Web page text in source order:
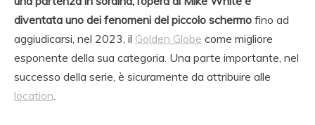
diventata uno dei fenomeni del piccolo schermo fino ad
aggiudicarsi, nel 2023, il Golden Globe come migliore
esponente della sua categoria. Una parte importante, nel
successo della serie, è sicuramente da attribuire alle
location